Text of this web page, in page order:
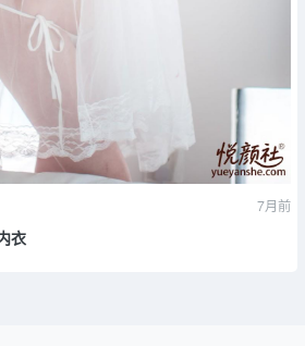
7月前
衣